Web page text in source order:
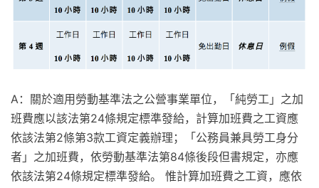
A：關於適用勞動基準法之公營事業單位，「純勞工」之加
班費應以該法第24條規定標準發給，計算加班費之工資應
依該法第2條第3款工資定義辦理；「公務員兼具勞工身分
者」之加班費，依勞動基準法第84條後段但書規定，亦應
依該法第24條規定標準發給。 惟計算加班費之工資，應依